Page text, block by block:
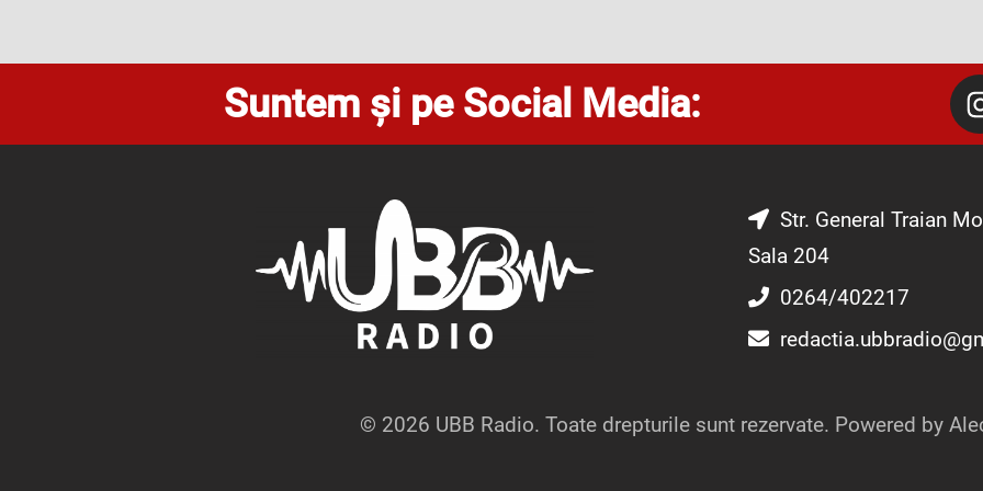
Suntem și pe Social Media:
Str. General Traian
Sala 204
0264/402217
© 2026 UBB Radio. Toate drepturile sunt rezervate. Powered by